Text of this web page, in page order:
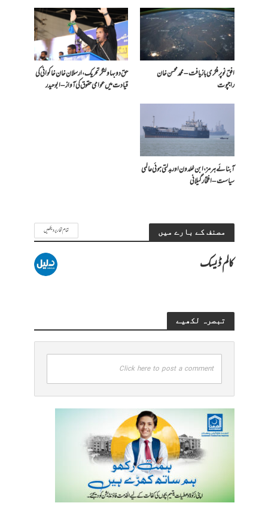
افق نو پر فکری بازیافت – محمد محسن خان
راجپوت
حق دو بہاولنگر تحریک، ارسلان خان خاکوانی کی
قیادت میں عوامی حقوق کی آواز – ابو حیدر
آبنائے ہرمز، ابن خلدون اور بدلتی ہوئی عالمی
سیاست – افتخار گیلانی
مصنف کے بارے میں تمام تحاریر دیکھیں
کالم ڈیسک
تبصرہ لکھیے
Click here to post a comment